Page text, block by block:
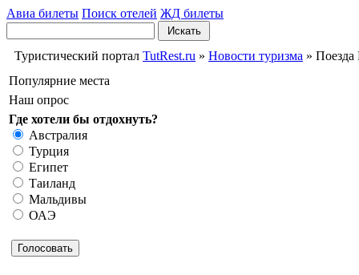
Авиа билеты Поиск отелей ЖД билеты
Искать
Туристический портал TutRest.ru » Новости туризма » Поезда
Популярние места
Наш опрос
Где хотели бы отдохнуть?
Австралия
Турция
Египет
Таиланд
Мальдивы
ОАЭ
Голосовать